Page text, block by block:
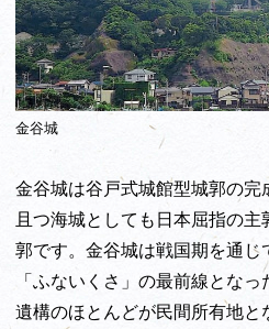
金谷城
金谷城は谷戸式城館型城郭の
且つ海城としても日本屈指の
郭です。金谷城は戦国期を通
「ふないくさ」の最前線とな
遺構のほとんどが民間所有地